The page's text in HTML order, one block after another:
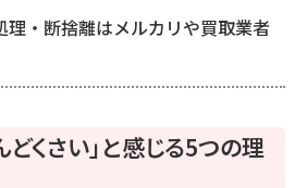
理・断捨離はメルカリや買取業者
どくさい」と感じる5つの理